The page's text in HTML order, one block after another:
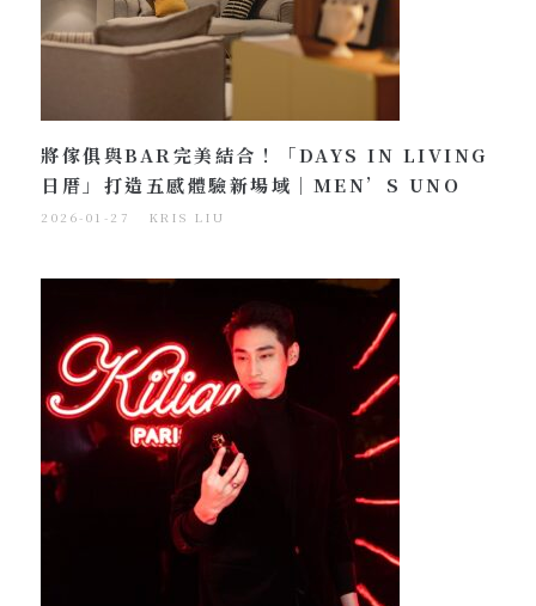
將傢俱與BAR完美結合！「DAYS IN LIVING
日厝」打造五感體驗新場域｜MEN’S UNO
2026-01-27 KRIS LIU